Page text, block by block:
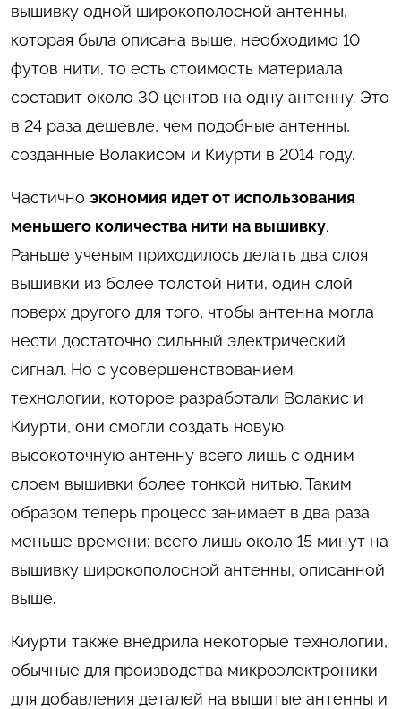
вышивку одной широкополосной антенны,
которая была описана выше, необходимо 10
футов нити, то есть стоимость материала
составит около 30 центов на одну антенну. Это
в 24 раза дешевле, чем подобные антенны,
созданные Волакисом и Киурти в 2014 году.
Частично экономия идет от использования
меньшего количества нити на вышивку.
Раньше ученым приходилось делать два слоя
вышивки из более толстой нити, один слой
поверх другого для того, чтобы антенна могла
нести достаточно сильный электрический
сигнал. Но с усовершенствованием
технологии, которое разработали Волакис и
Киурти, они смогли создать новую
высокоточную антенну всего лишь с одним
слоем вышивки более тонкой нитью. Таким
образом теперь процесс занимает в два раза
меньше времени: всего лишь около 15 минут на
вышивку широкополосной антенны, описанной
выше.
Киурти также внедрила некоторые технологии,
обычные для производства микроэлектроники
для добавления деталей на вышитые антенны и